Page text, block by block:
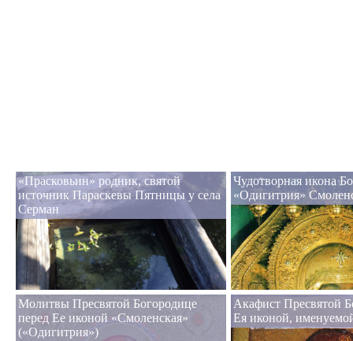
«Прасковьин» родник, святой
источник Параскевы Пятницы у села
Серман
Чудотворная икона
«Одигитрия»
Молитвы Пресвятой Богородице
перед Ее иконой «Смоленская»
(«Одигитрия»)
Акафист Пресвятой
Ея иконой,